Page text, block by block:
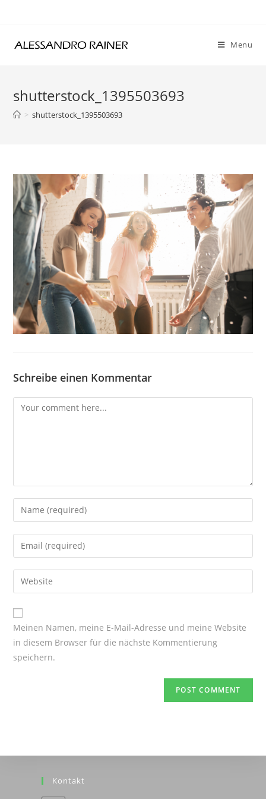
Menu
shutterstock_1395503693
> shutterstock_1395503693
Schreibe einen Kommentar
Comment
Enter
your
name
comment
Enter
your
email
address
comment
Enter
your
website
URL
Meinen Namen, meine E-Mail-Adresse und meine Website
in diesem Browser für die nächste Kommentierung
speichern.
Kontakt